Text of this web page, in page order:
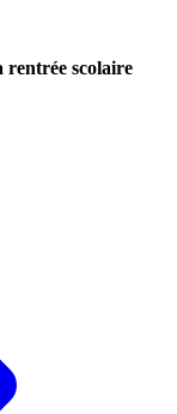
rentrée scolaire